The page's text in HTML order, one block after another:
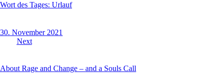
Wort des Tages: Urlauf
30. November 2021
Next
About Rage and Change – and a Souls Call